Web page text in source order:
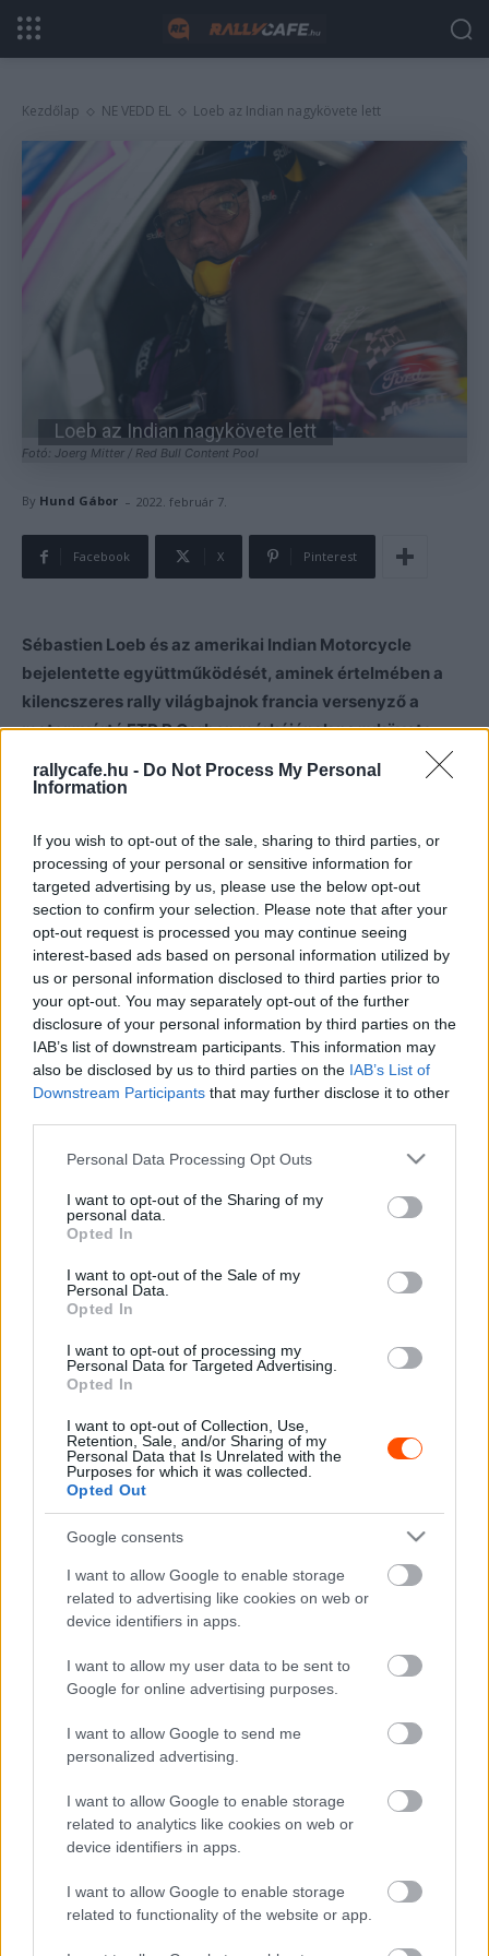
rallycafe.hu - Do Not Process My Personal
Information
If you wish to opt-out of the sale, sharing to third parties, or
processing of your personal or sensitive information for
targeted advertising by us, please use the below opt-out
section to confirm your selection. Please note that after your
opt-out request is processed you may continue seeing
interest-based ads based on personal information utilized by
us or personal information disclosed to third parties prior to
your opt-out. You may separately opt-out of the further
disclosure of your personal information by third parties on the
IAB’s list of downstream participants. This information may
also be disclosed by us to third parties on the IAB’s List of
Downstream Participants that may further disclose it to other
Please note that this website/app uses one or more Google
not limited to your visit or usage behaviour. You may click to
grant or deny consent to Google and its third-party tags to
use your data for below specified purposes in below Google
consent section.
Personal Data Processing Opt Outs
I want to opt-out of the Sharing of my
personal data.
Opted In
I want to opt-out of the Sale of my
Personal Data.
Opted In
I want to opt-out of processing my
Personal Data for Targeted Advertising.
Opted In
I want to opt-out of Collection, Use,
Retention, Sale, and/or Sharing of my
Personal Data that Is Unrelated with the
Purposes for which it was collected.
Opted Out
Google consents
I want to allow Google to enable storage
related to advertising like cookies on web or
device identifiers in apps.
I want to allow my user data to be sent to
Google for online advertising purposes.
I want to allow Google to send me
personalized advertising.
I want to allow Google to enable storage
related to analytics like cookies on web or
device identifiers in apps.
I want to allow Google to enable storage
related to functionality of the website or app.
Kezdőlap NE VEDD EL Loeb az Indian nagykövete lett
Fotó: Joerg Mitter / Red Bull Content Pool
Loeb az Indian nagykövete lett
By Hund Gábor - 2022. február 7.
Facebook X Pinterest
Sébastien Loeb és az amerikai Indian Motorcycle
bejelentette együttműködését, aminek értelmében a
kilencszeres rally világbajnok francia versenyző a
motorgyártó FTR R Carbon márkájának nagykövete
lesz.
első helyét követően bejelentette együttműködését
Amerika első számú motorkerékpár márkája, az Indian
Motorcycle márkanagyköveteként, írja az
autoevolution.com.
„Nagyon örülünk, hogy együtt dolgozhatunk Sébastien
Loeb-bel, aki egy nagyon karizmatikus és tehetséges
személyiség – nyilatkozta Pierre Audoin, az Indian
Motorcycle farncia nemzeti mendzsere. –
Találkozásunkkor egy igazi rajongót fedeztem fel,
elsősorban az autók iránt, de a kétkerekű járművek,
különösen az olyan motorok tekintetében is, mint az FTR.
Sébastien hagyományos szemléletével. A partnerség az
FTR-re alapozva természetes, ez egy motorkerékpár,
mely egyedi stílussal, teljesítménnyel rendelkezik, csupa
olyan dologgal, melyet Sébastien egy jövőbeni
A motormárka és Loeb egymást segítve szeretnének
már több Indian motort kipróbált.
„Nagyon örülök, hogy együttműködhetek az Indian
Gyakrabban lehet látni autó volánjánál, mint motor
kormánya mögött, de mindig is kerestem a különböző
járművek adta érzéseket. Nagyon szeretek motorozni is,
motorra ülök. Az FTR minden olyan tulajdonsággal
rendelkezik, amire szükségem van, hogy jól érezzem
magam.”
SOURCE
autoevolution.com
M-Sport Monte-Carlo Rally 2022 Sébastien Loeb